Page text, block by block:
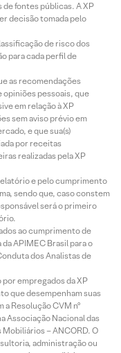
de fontes públicas. A XP
decisão tomada pelo
de risco dos
para cada perfil de
as recomendações
opiniões pessoais, que
em relação à XP
sem aviso prévio em
e que sua(s)
por receitas
realizadas pela XP
e pelo cumprimento
sendo que, caso constem
será o primeiro
ao cumprimento de
APIMEC Brasil para o
dos Analistas de
empregados da XP
que desempenham suas
a Resolução CVM nº
Associação Nacional das
– ANCORD. O
administração ou